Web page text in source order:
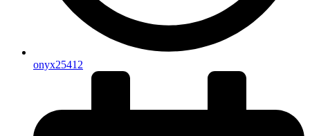
onyx25412